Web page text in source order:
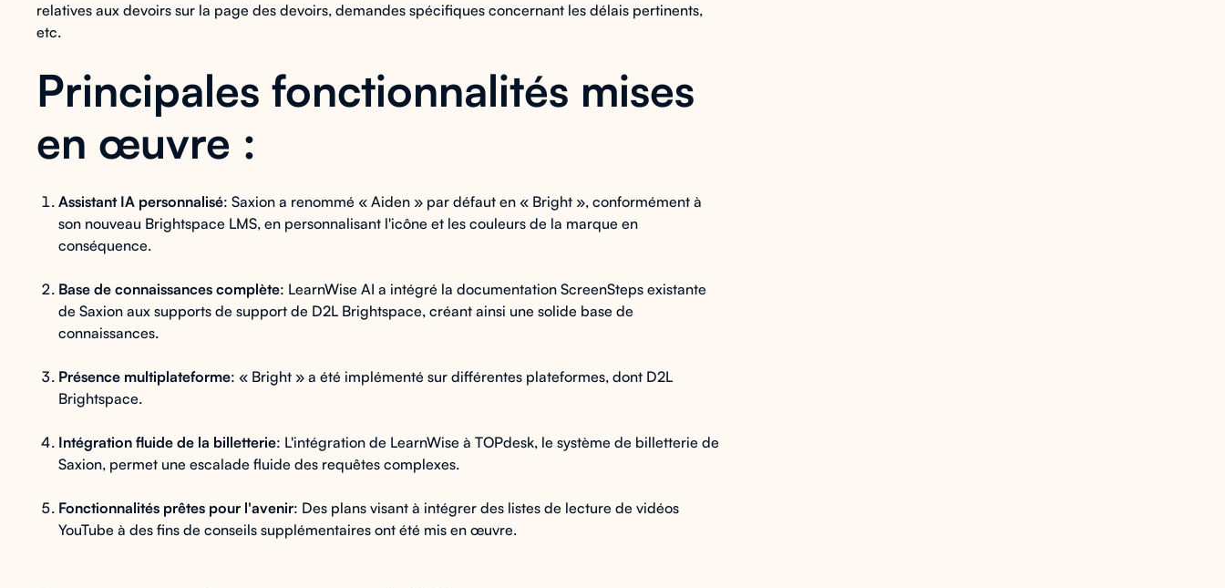
relatives aux devoirs sur la page des devoirs, demandes spécifiques concernant les délais pertinents,
etc.
Principales fonctionnalités mises
en œuvre :
Assistant IA personnalisé: Saxion a renommé « Aiden » par défaut en « Bright », conformément à
son nouveau Brightspace LMS, en personnalisant l'icône et les couleurs de la marque en
conséquence.
Base de connaissances complète: LearnWise AI a intégré la documentation ScreenSteps existante
de Saxion aux supports de support de D2L Brightspace, créant ainsi une solide base de
connaissances.
Présence multiplateforme: « Bright » a été implémenté sur différentes plateformes, dont D2L
Brightspace.
Intégration fluide de la billetterie: L'intégration de LearnWise à TOPdesk, le système de billetterie de
Saxion, permet une escalade fluide des requêtes complexes.
Fonctionnalités prêtes pour l'avenir: Des plans visant à intégrer des listes de lecture de vidéos
YouTube à des fins de conseils supplémentaires ont été mis en œuvre.